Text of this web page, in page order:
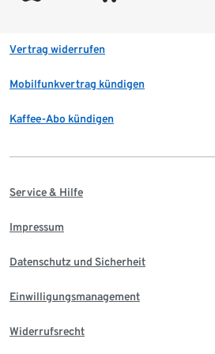
Vertrag widerrufen
Mobilfunkvertrag kündigen
Kaffee-Abo kündigen
Service & Hilfe
Impressum
Datenschutz und Sicherheit
Einwilligungsmanagement
Widerrufsrecht